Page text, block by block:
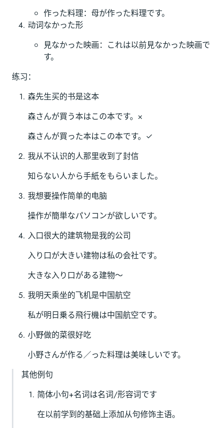
作った料理：母が作った料理です。
动词なかった形
見なかった映画：これは以前見なかった映画で
す。
练习：
森先生买的书是这本
森さんが買う本はこの本です。×
森さんが買った本はこの本です。✓
我从不认识的人那里收到了封信
知らない人から手紙をもらいました。
我想要操作简单的电脑
操作が簡単なパソコンが欲しいです。
入口很大的建筑物是我的公司
入り口が大きい建物は私の会社です。
大きな入り口がある建物～
我明天乘坐的飞机是中国航空
私が明日乗る飛行機は中国航空です。
小野做的菜很好吃
小野さんが作る／った料理は美味しいです。
其他例句
简体小句+名词は名词/形容词です
在以前学到的基础上添加从句修饰主语。